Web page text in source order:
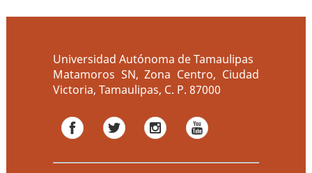
Universidad Autónoma de Tamaulipas
Matamoros SN, Zona Centro, Ciudad
Victoria, Tamaulipas, C. P. 87000